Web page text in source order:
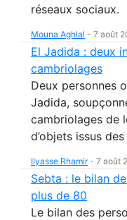
réseaux sociaux.
Mouna Aghlal - 7 août
El Jadida : deux
cambriolages
Deux personnes
Jadida,
cambriolages de
d’objets issus
Ilyasse Rhamir- 7 août
Sebta : le bilan
plus de 80
Le bilan des